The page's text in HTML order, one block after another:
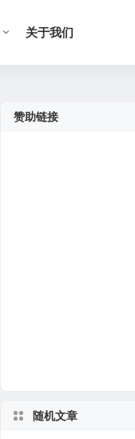
关于我们
赞助链接
随机文章